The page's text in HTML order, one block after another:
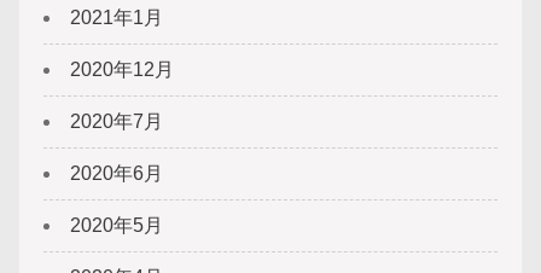
2021年1月
2020年12月
2020年7月
2020年6月
2020年5月